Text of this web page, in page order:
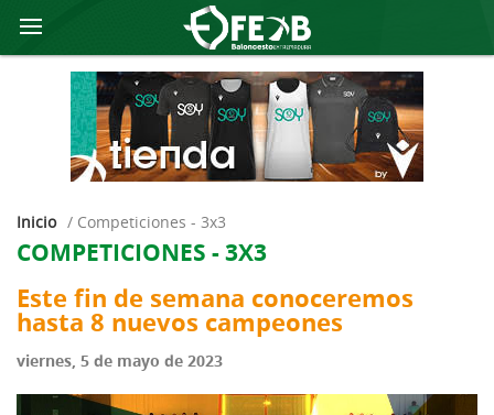
Inicio / competiciones - 3x3
COMPETICIONES - 3X3
Este fin de semana conoceremos
hasta 8 nuevos campeones
viernes, 5 de mayo de 2023